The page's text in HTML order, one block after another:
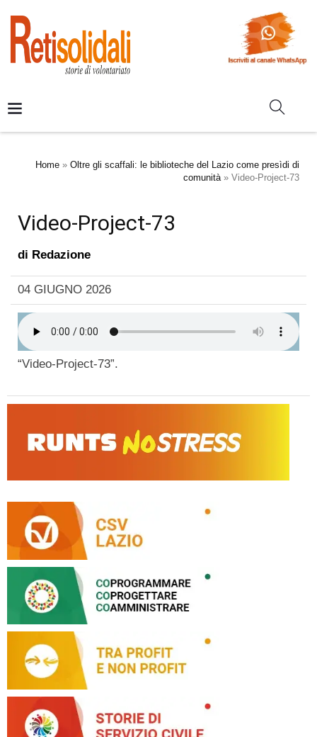
Home » Oltre gli scaffali: le biblioteche del Lazio come presìdi di
comunità» Video-Project-73
Video-Project-73
di Redazione
04 GIUGNO 2026
“Video-Project-73”.